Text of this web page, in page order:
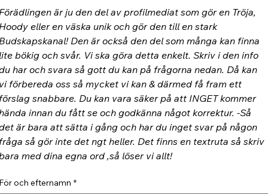
är ju den del av profilmediat som gör en Tröja,
eller en väska unik och gör den till en stark
Den är också den del som många kan finna
bökig och svår. Vi ska göra detta enkelt. Skriv i den info
har och svara så gott du kan på frågorna nedan. Då kan
förbereda oss så mycket vi kan & därmed få fram ett
snabbare. Du kan vara säker på att INGET kommer
innan du fått se och godkänna något korrektur. -Så
är bara att sätta i gång och har du inget svar på någon
så gör inte det ngt heller. Det finns en textruta så skriv
med dina egna ord ,så löser vi allt!
och efternamn *